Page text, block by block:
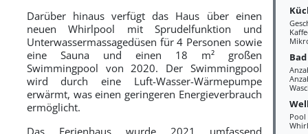
Bad
Pool
Darüber hinaus verfügt das Haus über einen
neuen Whirlpool mit Sprudelfunktion und
Unterwassermassagedüsen für 4 Personen sowie
eine Sauna und einen 18 m² großen
Swimmingpool von 2020. Der Swimmingpool
wird durch eine Luft-Wasser-Wärmepumpe
erwärmt, was einen geringeren Energieverbrauch
ermöglicht.
Das Ferienhaus wurde 2021 umfassend